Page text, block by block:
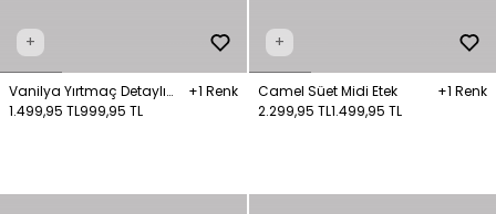
+
Vanilya Yırtmaç Detaylı
Etek
+1 Renk
1.499,95 TL999,95 TL
+
Camel Süet Midi Etek
+1 Renk
2.299,95 TL1.499,95 TL